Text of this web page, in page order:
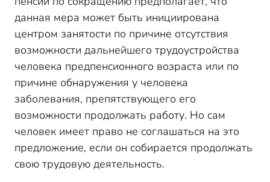
данная мера может быть инициирована
центром занятости по причине отсутствия
возможности дальнейшего трудоустройства
человека предпенсионного возраста или по
причине обнаружения у человека
заболевания, препятствующего его
возможности продолжать работу. Но сам
человек имеет право не соглашаться на это
предложение, если он собирается продолжать
свою трудовую деятельность.